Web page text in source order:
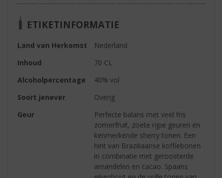
ETIKETINFORMATIE
Land van Herkomst
Nederland
Inhoud
70 CL
Alcoholpercentage
40% vol
Soort jenever
Overig
Geur
Perfecte balans met veel fris
zomerfruit, zoete rijpe geuren en
kenmerkende sherry tonen. Een
hint van Braziliaanse koffiebonen
in combinatie met geroosterde
amandelen en cacao. Spaans